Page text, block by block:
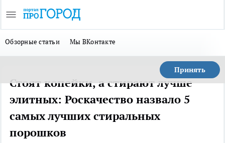
Обзорные статьи Мы ВКонтакте
Принять
Стоят копейки, а стирают лучше
элитных: Роскачество назвало 5
самых лучших стиральных
порошков